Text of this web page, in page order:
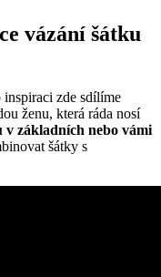
vázání šátku
inspiraci zde sdílíme
ženu, která ráda nosí
v základních nebo vámi
šátky s